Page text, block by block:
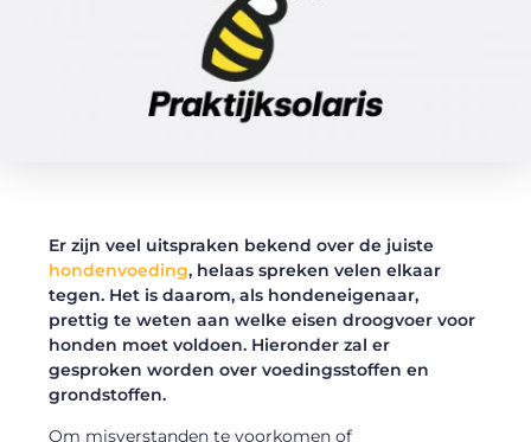
Er zijn veel uitspraken bekend over de juiste
hondenvoeding, helaas spreken velen elkaar
tegen. Het is daarom, als hondeneigenaar,
prettig te weten aan welke eisen droogvoer voor
honden moet voldoen. Hieronder zal er
gesproken worden over voedingsstoffen en
grondstoffen.
Om misverstanden te voorkomen of